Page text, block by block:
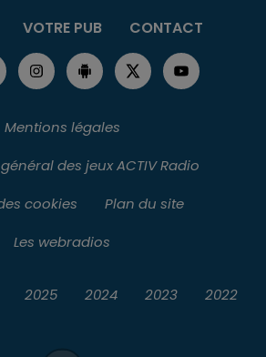
VOTRE PUB CONTACT
Mentions légales
des jeux ACTIV Radio
cookies
Plan du site
Les webradios
2025 2024 2023 2022